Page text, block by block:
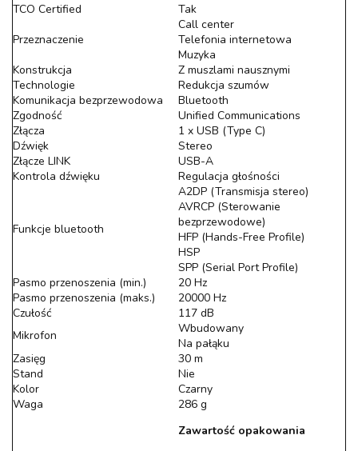
TCO Certified
Tak
Przeznaczenie
Call center
Telefonia internetowa
Muzyka
Konstrukcja
Z muszlami nausznymi
Technologie
Redukcja szumów
Komunikacja bezprzewodowa
Bluetooth
Zgodność
Unified Communications
Złącza
1 x USB (Type C)
Dźwięk
Stereo
Złącze LINK
USB-A
Kontrola dźwięku
Regulacja głośności
Funkcje bluetooth
A2DP (Transmisja stereo)
AVRCP (Sterowanie
bezprzewodowe)
HFP (Hands-Free Profile)
HSP
SPP (Serial Port Profile)
Pasmo przenoszenia (min.)
20 Hz
Pasmo przenoszenia (maks.)
20000 Hz
Czułość
117 dB
Mikrofon
Wbudowany
Na pałąku
Zasięg
30 m
Stand
Nie
Kolor
Czarny
Waga
286 g
Zawartość opakowania